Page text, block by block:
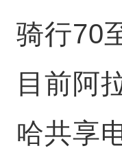
骑行70
目前阿
哈共享